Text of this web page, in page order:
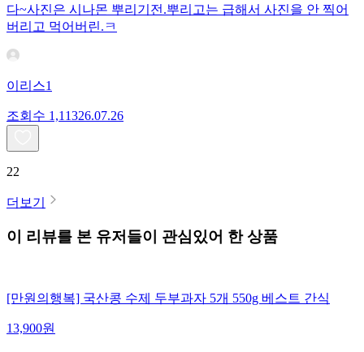
다~사진은 시나몬 뿌리기전.뿌리고는 급해서 사진을 안 찍어
버리고 먹어버린.ㅋ
이리스1
조회수 1,11326.07.26
22
더보기
이 리뷰를 본 유저들이 관심있어 한 상품
[만원의행복] 국산콩 수제 두부과자 5개 550g 베스트 간식
13,900원